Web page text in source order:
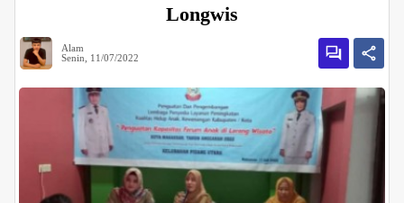
Longwis
Alam
Senin, 11/07/2022